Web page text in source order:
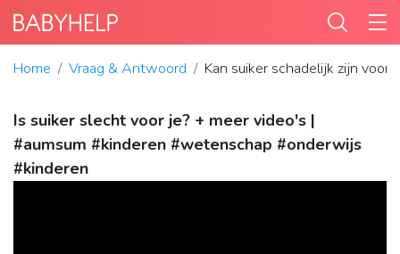
Home Vraag & Antwoord Kan suiker schadelijk zijn voor
Is suiker slecht voor je? + meer video's |
#aumsum #kinderen #wetenschap #onderwijs
#kinderen